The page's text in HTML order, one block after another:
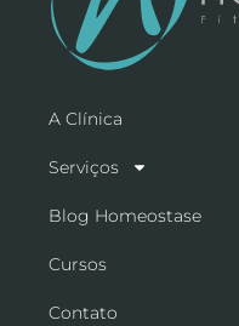
A Clínica
Serviços
Blog Homeostase
Cursos
Contato